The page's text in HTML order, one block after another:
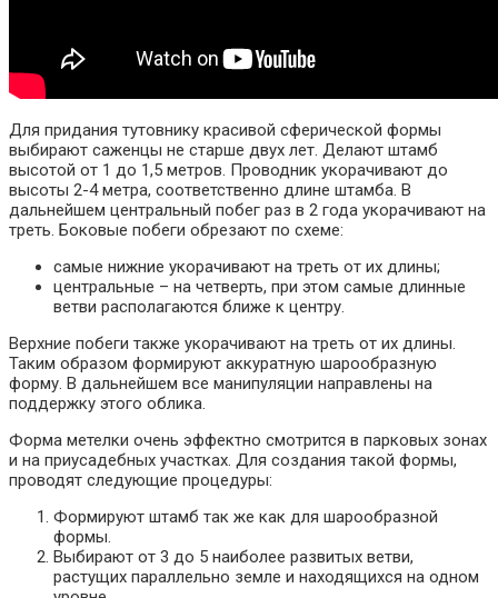
Для придания тутовнику красивой сферической формы
выбирают саженцы не старше двух лет. Делают штамб
высотой от 1 до 1,5 метров. Проводник укорачивают до
высоты 2-4 метра, соответственно длине штамба. В
дальнейшем центральный побег раз в 2 года укорачивают на
треть. Боковые побеги обрезают по схеме:
самые нижние укорачивают на треть от их длины;
центральные – на четверть, при этом самые длинные
ветви располагаются ближе к центру.
Верхние побеги также укорачивают на треть от их длины.
Таким образом формируют аккуратную шарообразную
форму. В дальнейшем все манипуляции направлены на
поддержку этого облика.
Форма метелки очень эффектно смотрится в парковых зонах
и на приусадебных участках. Для создания такой формы,
проводят следующие процедуры:
Формируют штамб так же как для шарообразной
формы.
Выбирают от 3 до 5 наиболее развитых ветви,
растущих параллельно земле и находящихся на одном